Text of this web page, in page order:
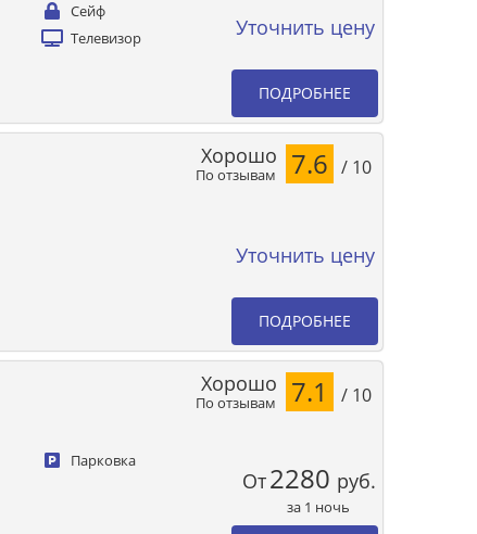
Сейф
Телевизор
Уточнить цену
ПОДРОБНЕЕ
По отзывам
Хорошо 7.6 / 10
Уточнить цену
ПОДРОБНЕЕ
Парковка
По отзывам
Хорошо 7.1 / 10
От2280 руб.
за 1 ночь